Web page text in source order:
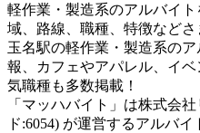
軽作業・製造系のアルバイ
域、路線、職種、特徴などさ
玉名駅の軽作業・製造系の
報、カフェやアパレル、イ
気職種も多数掲載！
「マッハバイト」は株式会
ド:6054) が運営するアルバ